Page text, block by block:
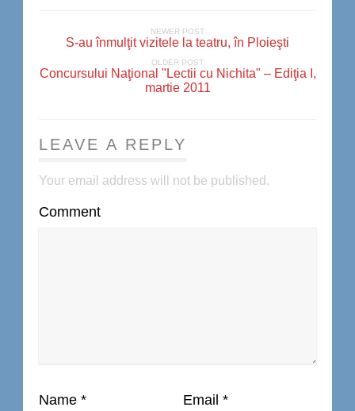
NEWER POST
S-au înmulţit vizitele la teatru, în Ploieşti
OLDER POST
Concursului Naţional "Lectii cu Nichita" – Ediţia I,
martie 2011
LEAVE A REPLY
Your email address will not be published.
Comment
Name * Email *